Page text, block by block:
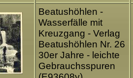
Beatushöhlen -
Wasserfälle mit
Kreuzgang - Verlag
Beatushöhlen Nr. 26
30er Jahre - leichte
Gebrauchsspuren